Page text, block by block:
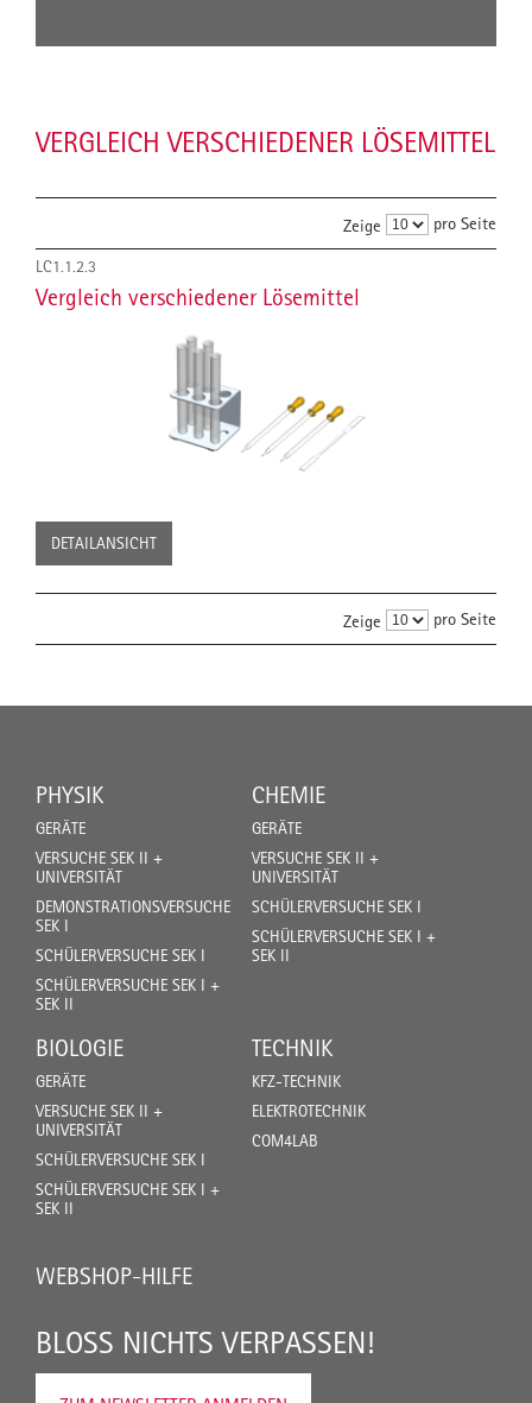
VERGLEICH VERSCHIEDENER LÖSEMITTEL
Zeige pro Seite
LC1.1.2.3
Vergleich verschiedener Lösemittel
DETAILANSICHT
Zeige pro Seite
PHYSIK
GERÄTE
VERSUCHE SEK II +
UNIVERSITÄT
DEMONSTRATIONSVERSUCHE
SEK I
SCHÜLERVERSUCHE SEK I
SCHÜLERVERSUCHE SEK I +
SEK II
CHEMIE
GERÄTE
VERSUCHE SEK II +
UNIVERSITÄT
SCHÜLERVERSUCHE SEK I
SCHÜLERVERSUCHE SEK I +
SEK II
BIOLOGIE
GERÄTE
VERSUCHE SEK II +
UNIVERSITÄT
SCHÜLERVERSUCHE SEK I
SCHÜLERVERSUCHE SEK I +
SEK II
TECHNIK
KFZ-TECHNIK
ELEKTROTECHNIK
COM4LAB
WEBSHOP-HILFE
BLOSS NICHTS VERPASSEN!